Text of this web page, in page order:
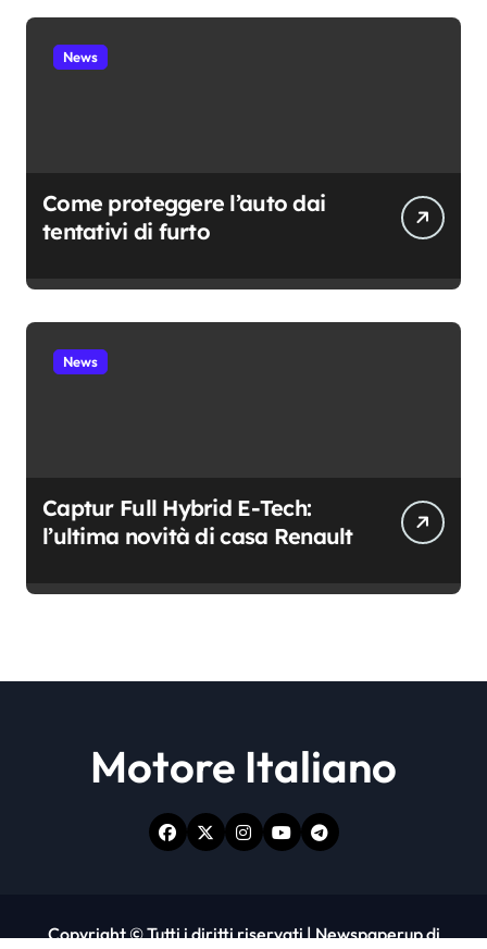
News
Come proteggere l’auto dai
tentativi di furto
News
Captur Full Hybrid E-Tech:
l’ultima novità di casa Renault
Motore Italiano
Copyright © Tutti i diritti riservati|Newspaperupdi